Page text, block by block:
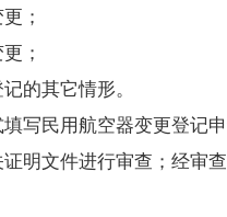
；
；
其它情形。
民用航空器变更登记
明文件进行审查；经审